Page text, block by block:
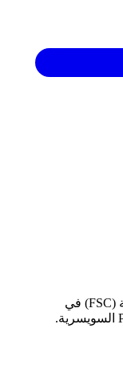
شركة إدارة مرخصة من هيئة الخدمات المالية (FSC) في